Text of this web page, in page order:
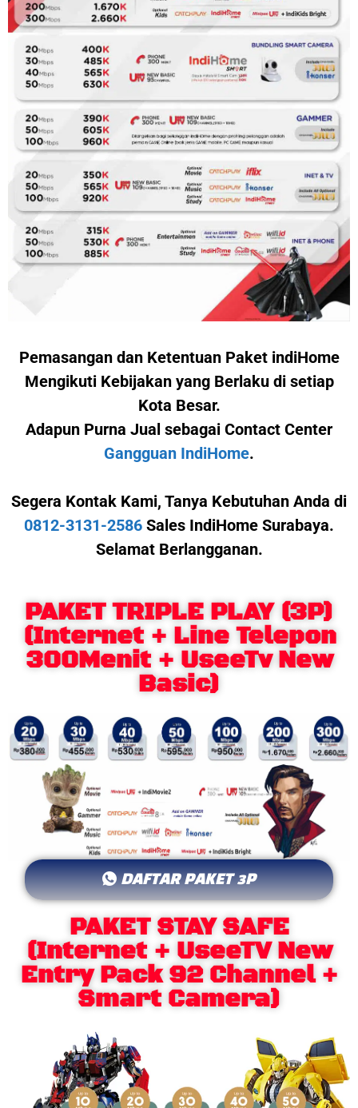
Pemasangan dan Ketentuan Paket indiHome
Mengikuti Kebijakan yang Berlaku di setiap
Kota Besar.
Adapun Purna Jual sebagai Contact Center
Gangguan IndiHome.
Segera Kontak Kami, Tanya Kebutuhan Anda di
0812-3131-2586 Sales IndiHome Surabaya.
Selamat Berlangganan.
PAKET TRIPLE PLAY (3P)
(Internet + Line Telepon
300Menit + UseeTv New
Basic)
DAFTAR PAKET 3P
PAKET STAY SAFE
(Internet + UseeTV New
Entry Pack 92 Channel +
Smart Camera)